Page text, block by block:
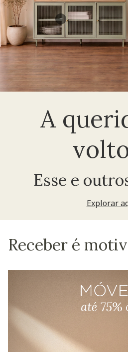
A
Esse e
Explorar
+
Receber é